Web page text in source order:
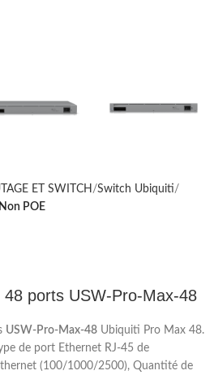
ET SWITCH
Switch Ubiquiti
POE
ports USW-Pro-Max-48
USW-Pro-Max-48 Ubiquiti Pro Max 48.
de port Ethernet RJ-45 de
(100/1000/2500), Quantité de